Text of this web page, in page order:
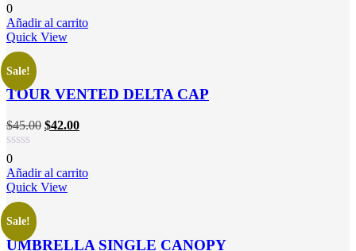
0
Añadir al carrito
Quick View
Sale!
TOUR VENTED DELTA CAP
$45.00 $42.00
0
Añadir al carrito
Quick View
Sale!
UMBRELLA SINGLE CANOPY